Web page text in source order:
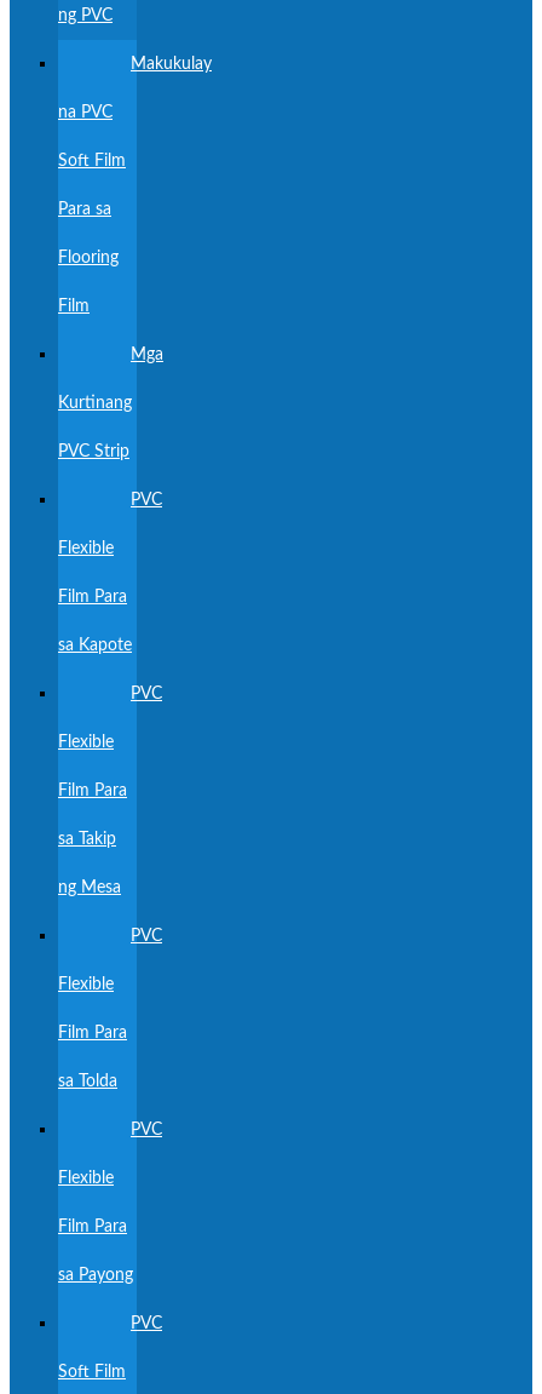
ng PVC
Makukulay
na PVC
Soft Film
Para sa
Flooring
Film
Mga
Kurtinang
PVC Strip
PVC
Flexible
Film Para
sa Kapote
PVC
Flexible
Film Para
sa Takip
ng Mesa
PVC
Flexible
Film Para
sa Tolda
PVC
Flexible
Film Para
sa Payong
PVC
Soft Film